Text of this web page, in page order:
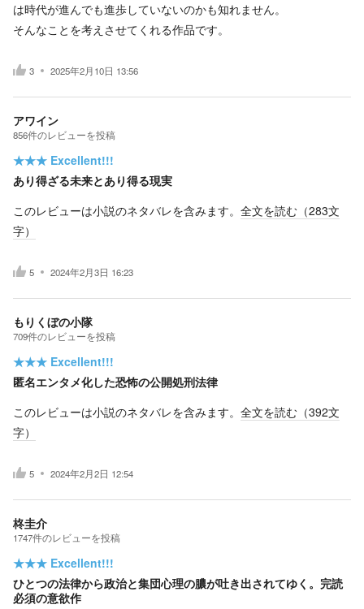
は時代が進んでも進歩していないのかも知れません。
そんなことを考えさせてくれる作品です。
3 2025年2月10日 13:56
アワイン
856件のレビューを投稿
★★★ Excellent!!!
あり得ざる未来とあり得る現実
このレビューは小説のネタバレを含みます。 全文を読む（283文
字）
5 2024年2月3日 16:23
もりくぼの小隊
709件のレビューを投稿
★★★ Excellent!!!
匿名エンタメ化した恐怖の公開処刑法律
このレビューは小説のネタバレを含みます。 全文を読む（392文
字）
5 2024年2月2日 12:54
柊圭介
1747件のレビューを投稿
★★★ Excellent!!!
ひとつの法律から政治と集団心理の膿が吐き出されてゆく。完読
必須の意欲作